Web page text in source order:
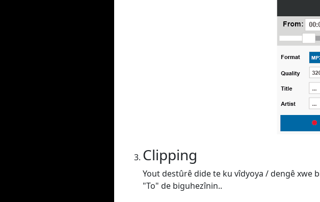
Clipping
Yout destûrê dide te ku vîdyoya / dengê xwe
"To" de biguhezînin..